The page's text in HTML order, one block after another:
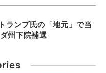
ランプ氏の「地元」で当
州下院補選